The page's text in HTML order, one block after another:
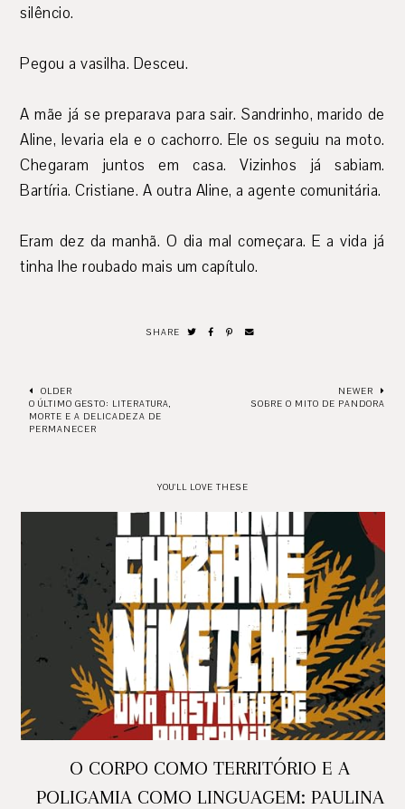
silêncio.
Pegou a vasilha. Desceu.
A mãe já se preparava para sair. Sandrinho, marido de
Aline, levaria ela e o cachorro. Ele os seguiu na moto.
Chegaram juntos em casa. Vizinhos já sabiam.
Bartíria. Cristiane. A outra Aline, a agente comunitária.
Eram dez da manhã. O dia mal começara. E a vida já
tinha lhe roubado mais um capítulo.
SHARE
OLDER
O ÚLTIMO GESTO: LITERATURA,
MORTE E A DELICADEZA DE
PERMANECER
NEWER
SOBRE O MITO DE PANDORA
YOU'LL LOVE THESE
O CORPO COMO TERRITÓRIO E A
POLIGAMIA COMO LINGUAGEM: PAULINA